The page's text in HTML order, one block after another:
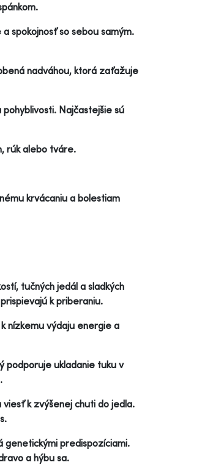
spokojnosť so sebou samým.
nadváhou, ktorá zaťažuje
Najčastejšie sú
rúk alebo tváre.
krvácaniu a bolestiam
tučných jedál a sladkých
k priberaniu.
nízkemu výdaju energie a
podporuje ukladanie tuku v
k zvýšenej chuti do jedla.
genetickými predispozíciami.
a hýbu sa.